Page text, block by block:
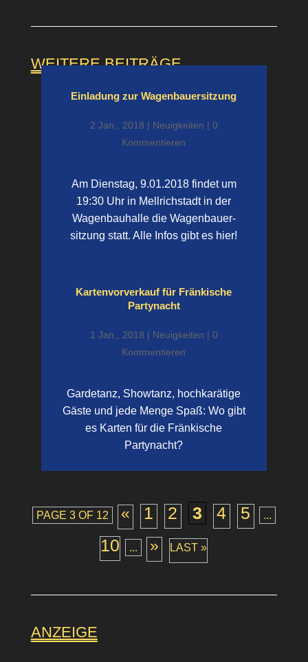
WEITERE BEITRÄGE
Einladung zur Wagenbauer­sitzung
2 Jan., 2018 | Neuigkeiten | 0
Kommentieren
Am Dienstag, 9.01.2018 findet um
19:30 Uhr in Mellrichstadt in der
Wagenbau­halle die Wagenbauer­
sitzung statt. Alle Infos gibt es hier!
Kartenvor­verkauf für Fränkische
Partynacht
1 Jan., 2018 | Neuigkeiten | 0
Kommentieren
Gardetanz, Showtanz, hochkarätige
Gäste und jede Menge Spaß: Wo gibt
es Karten für die Fränkische
Partynacht?
PAGE 3 OF 12 « 1 2 3 4 5 ...
10 ... » LAST »
ANZEIGE